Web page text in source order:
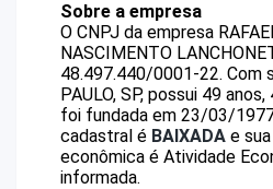
Sobre a empresa
O CNPJ da empresa
NASCIMENTO
48.497.440/0001-22. Com
PAULO, SP, possui 49
foi fundada em 23/03/
cadastral é BAIXADA e
econômica é Atividade
informada.